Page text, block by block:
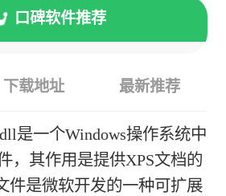
口碑软件推荐
下载地址 最新推荐
是一个Windows操作系统中
，其作用是提供XPS文档的
件是微软开发的一种可扩展